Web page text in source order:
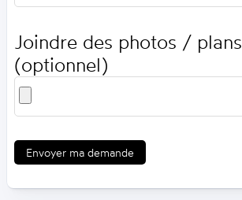
Joindre des photos / plans
(optionnel)
Envoyer ma demande